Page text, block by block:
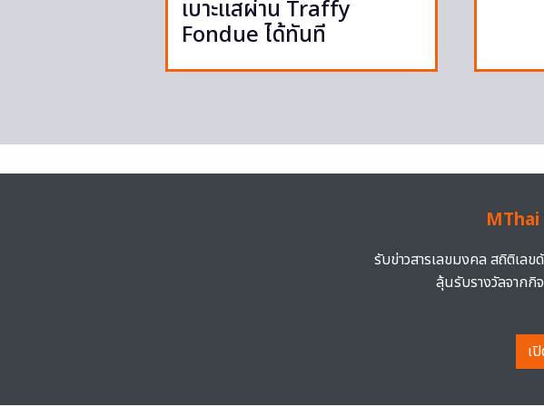
เบาะแสผ่าน Traffy
Fondue ได้ทันที
MThai
รับข่าวสารเลขมงคล สถิติเล
ลุ้นรับรางวัลจากกิ
เ